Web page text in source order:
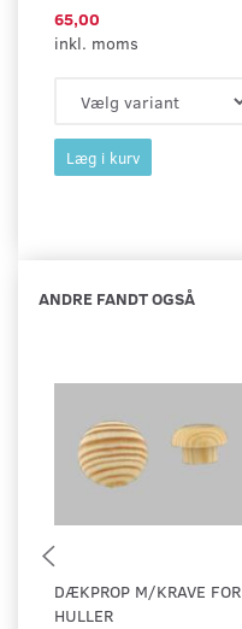
65,00
inkl. moms
Læg i kurv
ANDRE FANDT OGSÅ
DÆKPROP M/KRAVE FOR
HULLER